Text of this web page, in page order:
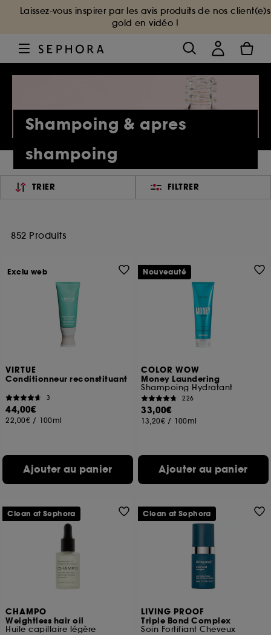
Laissez-vous inspirer par les avis produits de nos client(e)s
gold en vidéo !
Shampoing & apres
shampoing
TRIER FILTRER
852 Produits
VIRTUE
Conditionneur reconstituant
3
44,00€
22,00€ / 100ml
Ajouter au panier
Exclu web
COLOR WOW
Money Laundering
Shampoing Hydratant
226
33,00€
13,20€ / 100ml
Ajouter au panier
Nouveauté
CHAMPO
Weightless hair oil
Huile capillaire légère
Clean at Sephora
LIVING PROOF
Triple Bond Complex
Soin Fortifiant Cheveux
Clean at Sephora